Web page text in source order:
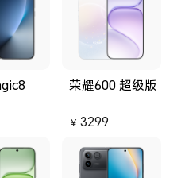
荣耀600 超级版
￥ 3299